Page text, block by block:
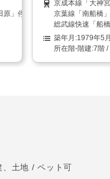
原」停まで 徒歩1分
京成本線「大神
京葉線「南船橋
総武線快速「船
1979年5
7階 /
、土地 / ペット可